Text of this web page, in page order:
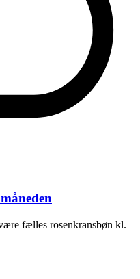
fælles rosenkransbøn kl.